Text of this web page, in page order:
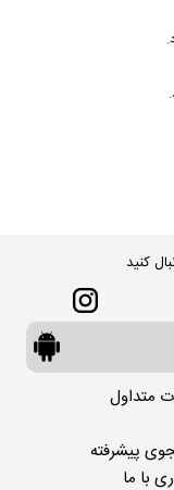
کنید
متداول
پیشرفته
با ما